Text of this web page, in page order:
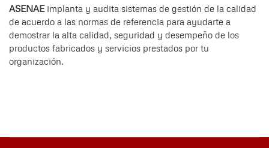
ASENAEimplanta y audita sistemas de gestión de la calidad
de acuerdo a las normas de referencia para ayudarte a
demostrar la alta calidad, seguridad y desempeño de los
productos fabricados y servicios prestados por tu
organización.